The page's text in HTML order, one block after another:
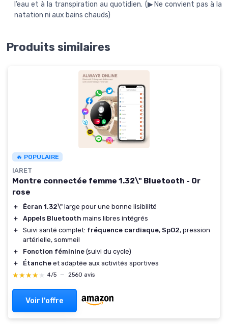
l’eau et à la transpiration au quotidien. (▶︎Ne convient pas à la
natation ni aux bains chauds)
Produits similaires
🔥 POPULAIRE
IARET
Montre connectée femme 1.32\" Bluetooth - Or
rose
＋ Écran 1.32\" large pour une bonne lisibilité
＋
Appels Bluetooth mains libres intégrés
＋
Suivi santé complet: fréquence cardiaque, SpO2, pression
artérielle, sommeil
＋
Fonction féminine (suivi du cycle)
＋
Étanche et adaptée aux activités sportives
★★★★★
★★★★★ 4/5 — 2560 avis
Voir l'offre